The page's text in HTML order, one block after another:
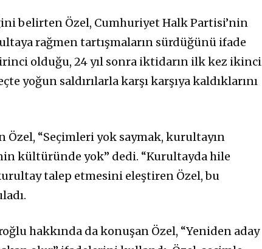
belirten Özel, Cumhuriyet Halk Partisi’nin
rağmen tartışmaların sürdüğünü ifade
olduğu, 24 yıl sonra iktidarın ilk kez ikinci
yoğun saldırılarla karşı karşıya kaldıklarını
Özel, “Seçimleri yok saymak, kurultayın
kültüründe yok” dedi. “Kurultayda hile
talep etmesini eleştiren Özel, bu
hakkında da konuşan Özel, “Yeniden aday